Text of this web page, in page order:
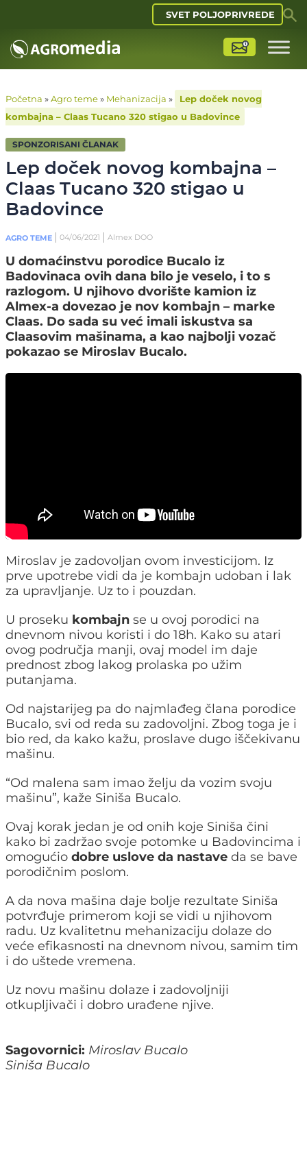
SVET POLJOPRIVREDE
Početna »Agro teme» Mehanizacija »
Lep doček novog
kombajna – Claas Tucano 320 stigao u Badovince
SPONZORISANI ČLANAK
Lep doček novog kombajna –
Claas Tucano 320 stigao u
Badovince
AGRO TEME 04/06/2021 Almex DOO
U domaćinstvu porodice Bucalo iz
Badovinaca ovih dana bilo je veselo, i to s
razlogom. U njihovo dvorište kamion iz
Almex-a dovezao je nov kombajn – marke
Claas. Do sada su već imali iskustva sa
Claasovim mašinama, a kao najbolji vozač
pokazao se Miroslav Bucalo.
Miroslav je zadovoljan ovom investicijom. Iz
prve upotrebe vidi da je kombajn udoban i lak
za upravljanje. Uz to i pouzdan.
U proseku kombajn se u ovoj porodici na
dnevnom nivou koristi i do 18h. Kako su atari
ovog područja manji, ovaj model im daje
prednost zbog lakog prolaska po užim
putanjama.
Od najstarijeg pa do najmlađeg člana porodice
Bucalo, svi od reda su zadovoljni. Zbog toga je i
bio red, da kako kažu, proslave dugo iščekivanu
mašinu.
“Od malena sam imao želju da vozim svoju
mašinu”, kaže Siniša Bucalo.
Ovaj korak jedan je od onih koje Siniša čini
kako bi zadržao svoje potomke u Badovincima i
omogućio dobre uslove da nastave da se bave
porodičnim poslom.
A da nova mašina daje bolje rezultate Siniša
potvrđuje primerom koji se vidi u njihovom
radu. Uz kvalitetnu mehanizaciju dolaze do
veće efikasnosti na dnevnom nivou, samim tim
i do uštede vremena.
Uz novu mašinu dolaze i zadovoljniji
otkupljivači i dobro urađene njive.
Sagovornici: Miroslav Bucalo
Siniša Bucalo